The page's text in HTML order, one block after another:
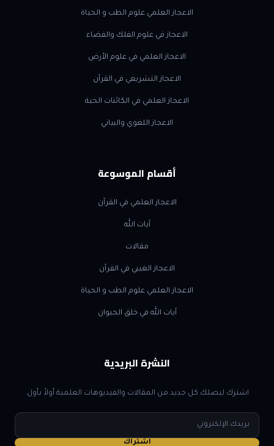
الاعجاز العلمي علوم الطب و الحياة
الاعجاز في علوم الفلك والفضاء
الاعجاز العلمي في علوم الأرض
الاعجاز التشريعي في القرآن
الاعجاز العلمي في الكائنات الحية
الاعجاز اللغوي والبياني
أقسام الموسوعة
الاعجاز العلمي في القرآن
آيات الله
مقالات
الاعجاز الغيبي في القرآن
الاعجاز العلمي علوم الطب و الحياة
آيات الله في خلق الحيوان
النشرة البريدية
اشترك ليصلك كل جديد من المقالات والفيديوهات العلمية أولاً بأول.
البريد
الإلكتروني
اشتراك